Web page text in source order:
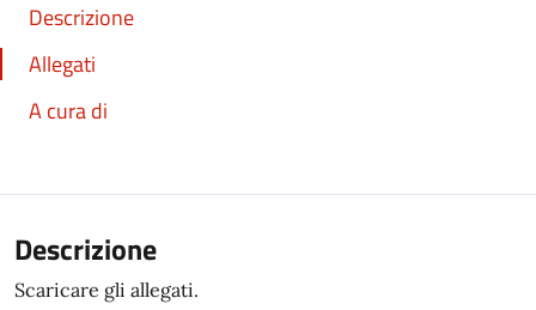
Descrizione
Allegati
A cura di
Descrizione
Scaricare gli allegati.